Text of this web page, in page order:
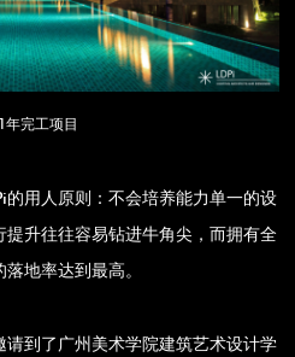
年完工项目
的用人原则：不会培养能力单一的设
提升往往容易钻进牛角尖，而拥有全
落地率达到最高。
请到了广州美术学院建筑艺术设计学